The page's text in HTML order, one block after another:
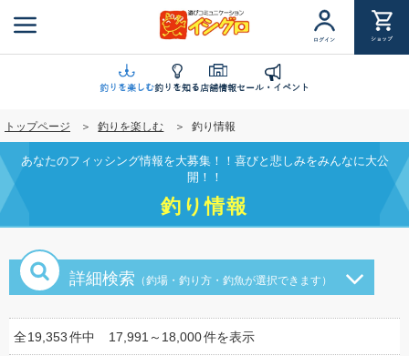
ン
に
移
動
ログイン ショップ
釣りを楽しむ釣りを知る店舗情報セール・イベント
トップページ 釣りを楽しむ 釣り情報
あなたのフィッシング情報を大募集！！喜びと悲しみをみんなに大公
開！！
釣り情報
詳細検索 （釣場・釣り方・釣魚が選択できます）
全19,353件中 17,991～18,000件を表示